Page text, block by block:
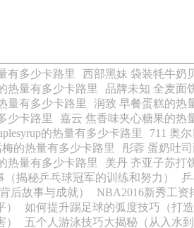
有多少卡路里
西部黑妹 袋装牦牛奶
热量有多少卡路里
品牌未知 全麦面
量有多少卡路里
润致 早餐蛋糕的热
少卡路里
嘉云 焦香味夹心糖果的热
的热量有多少卡路里
711 奥
的热量有多少卡路里
彤蓉 蛋奶吐
热量有多少卡路里
美丹 齐亚子苏打
揭秘乒乓球冠军的训练和努力）
后故事与成就）
NBA2016新秀工资
如何提升踢足球的弧度技巧（打
五个人游泳技巧大揭秘（从入水